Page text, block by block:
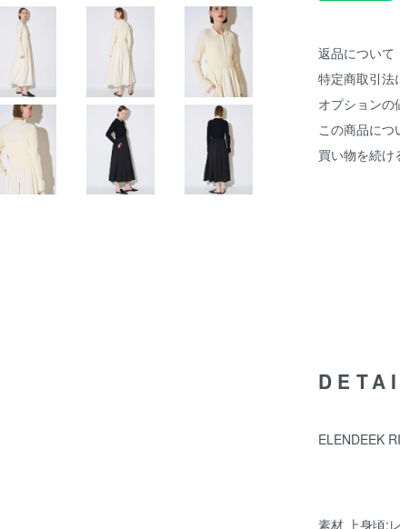
返品について
特定商取引法
オプションの
この商品につ
買い物を続け
ELENDEEK
素材 上身頃: